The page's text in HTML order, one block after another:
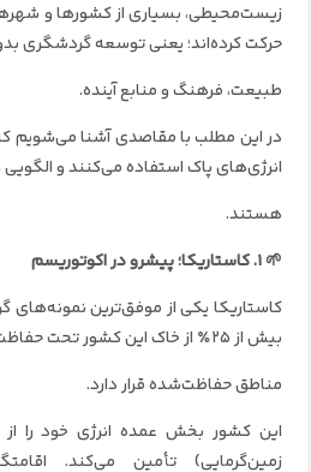
زیست‌محیطی، بسیاری از کشورها و
حرکت کرده‌اند؛ یعنی توسعه گردشگری
طبیعت، فرهنگ و منابع آینده.
در این مطلب با مقاصدی آشنا می‌شویم
انرژی‌های پاک استفاده می‌کنند و
هستند.
🌱 ۱. کاستاریکا؛ پیشرو در اکوتوریسم
کاستاریکا یکی از موفق‌ترین نمونه‌های
بیش از ۲۵٪ از خاک این کشور تحت حفاظت پارک‌های ملی و
مناطق حفاظت‌شده قرار دارد.
این کشور بخش عمده انرژی خود را از
زمین‌گرمایی) تأمین می‌کند.